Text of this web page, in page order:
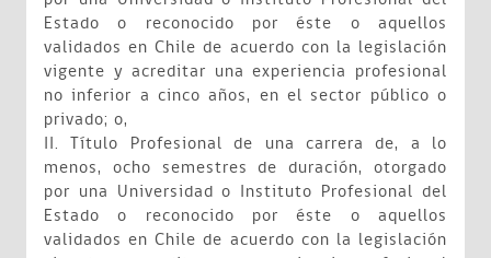
Estado o reconocido por éste o aquellos
validados en Chile de acuerdo con la legislación
vigente y acreditar una experiencia profesional
no inferior a cinco años, en el sector público o
privado; o,
II. Título Profesional de una carrera de, a lo
menos, ocho semestres de duración, otorgado
por una Universidad o Instituto Profesional del
Estado o reconocido por éste o aquellos
validados en Chile de acuerdo con la legislación